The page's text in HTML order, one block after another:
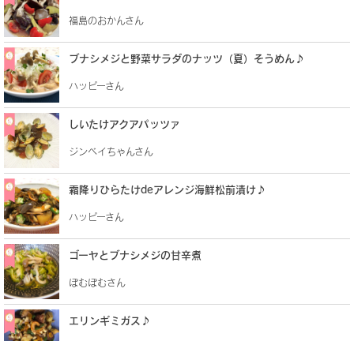
福島のおかんさん
ブナシメジと野菜サラダのナッツ（夏）そうめん♪
ハッピーさん
しいたけアクアパッツァ
ジンベイちゃんさん
霜降りひらたけdeアレンジ海鮮松前漬け♪
ハッピーさん
ゴーヤとブナシメジの甘辛煮
ぽむぽむさん
エリンギミガス♪